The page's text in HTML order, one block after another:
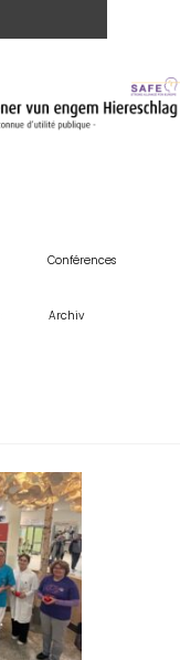
Conférences
Archiv